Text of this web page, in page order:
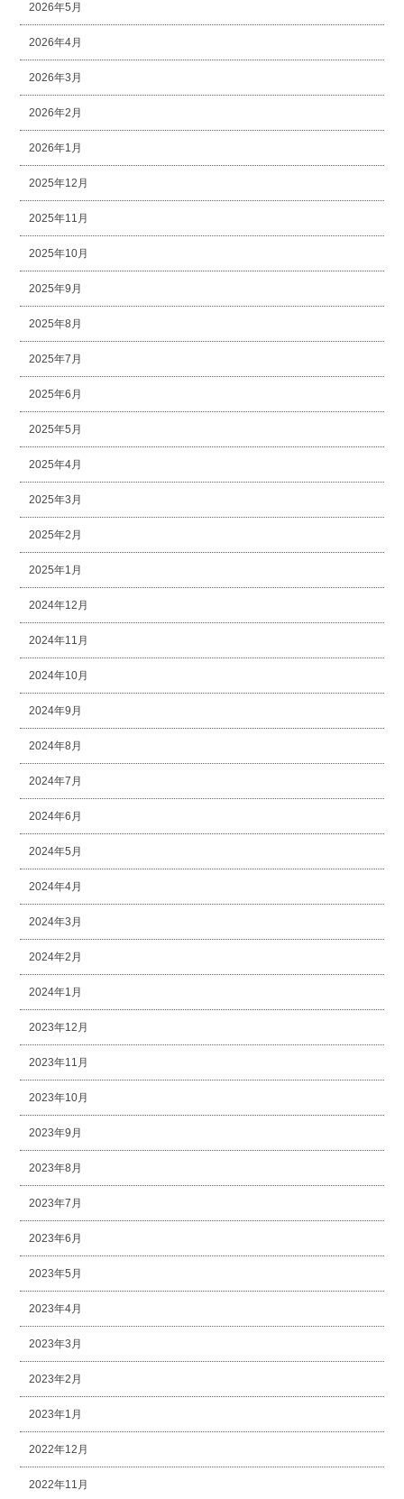
2026年5月
2026年4月
2026年3月
2026年2月
2026年1月
2025年12月
2025年11月
2025年10月
2025年9月
2025年8月
2025年7月
2025年6月
2025年5月
2025年4月
2025年3月
2025年2月
2025年1月
2024年12月
2024年11月
2024年10月
2024年9月
2024年8月
2024年7月
2024年6月
2024年5月
2024年4月
2024年3月
2024年2月
2024年1月
2023年12月
2023年11月
2023年10月
2023年9月
2023年8月
2023年7月
2023年6月
2023年5月
2023年4月
2023年3月
2023年2月
2023年1月
2022年12月
2022年11月